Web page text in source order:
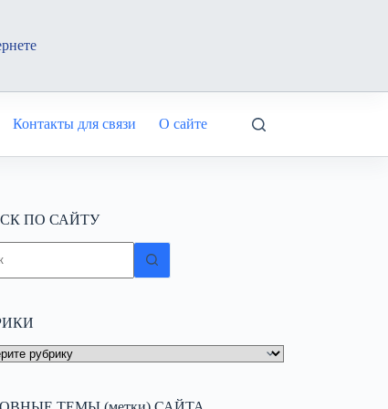
Контакты для связи О сайте
ПО САЙТУ